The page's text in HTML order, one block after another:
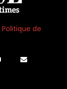
Politique de